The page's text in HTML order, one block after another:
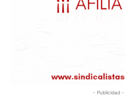
- Publicidad -